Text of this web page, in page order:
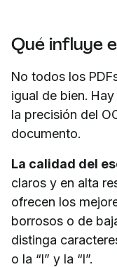
Qué influye
No todos los
igual de bien.
la precisión del
documento.
La calidad del
claros y en alta
ofrecen los
borrosos o de
distinga
o la “l” y la “I”.